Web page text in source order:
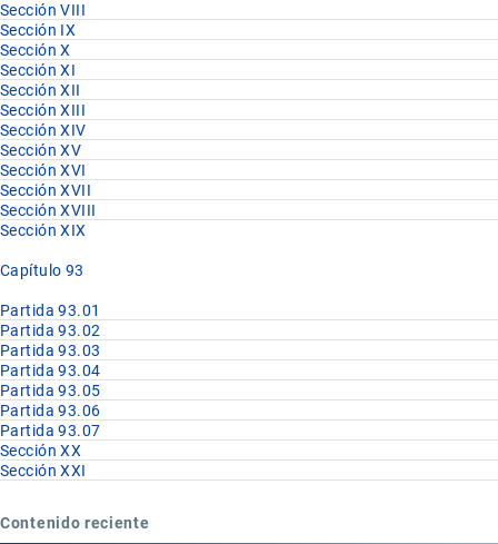
Sección VIII
Sección IX
Sección X
Sección XI
Sección XII
Sección XIII
Sección XIV
Sección XV
Sección XVI
Sección XVII
Sección XVIII
Sección XIX
Capítulo 93
Partida 93.01
Partida 93.02
Partida 93.03
Partida 93.04
Partida 93.05
Partida 93.06
Partida 93.07
Sección XX
Sección XXI
Contenido reciente